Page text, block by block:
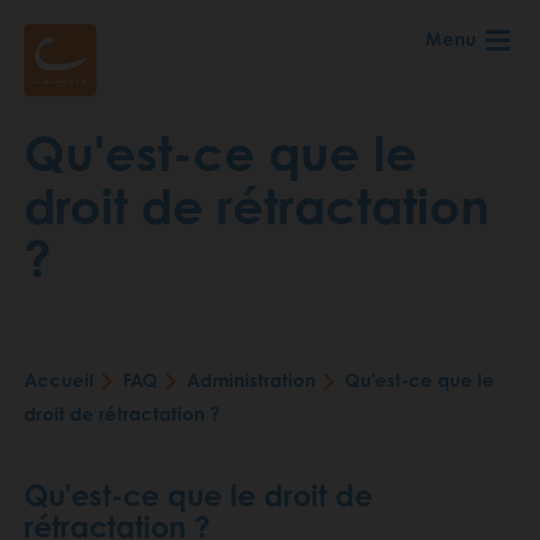
Menu
Qu'est-ce que le
droit de rétractation
?
Fil
Accueil FAQ Administration
Qu'est-ce que le
droit de rétractation ?
Qu'est-ce que le droit de
rétractation ?